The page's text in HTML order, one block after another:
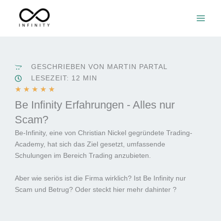
springen
GESCHRIEBEN VON MARTIN PARTAL
LESEZEIT: 12 MIN
★ ★ ★ ★ ★
e
w
r
t
e
m
i
Be Infinity Erfahrungen - Alles nur
Scam?
Be-Infinity, eine von Christian Nickel gegründete Trading-
Academy, hat sich das Ziel gesetzt, umfassende
Schulungen im Bereich Trading anzubieten.
Aber wie seriös ist die Firma wirklich? Ist Be Infinity nur
Scam und Betrug? Oder steckt hier mehr dahinter ?